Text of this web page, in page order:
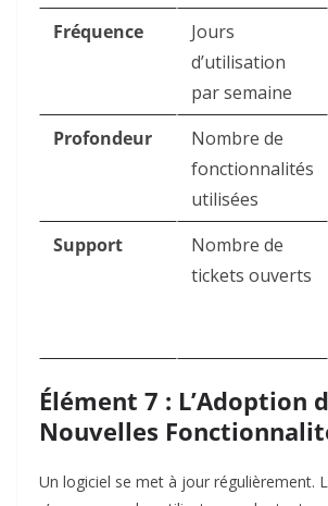
Fréquence
Jours
d’utilisation
par semaine
Profondeur
Nombre de
fonctionnalités
utilisées
Support
Nombre de
tickets ouverts
Élément 7 : L’Adoption
Nouvelles
Un logiciel se met à jour régulièrement.